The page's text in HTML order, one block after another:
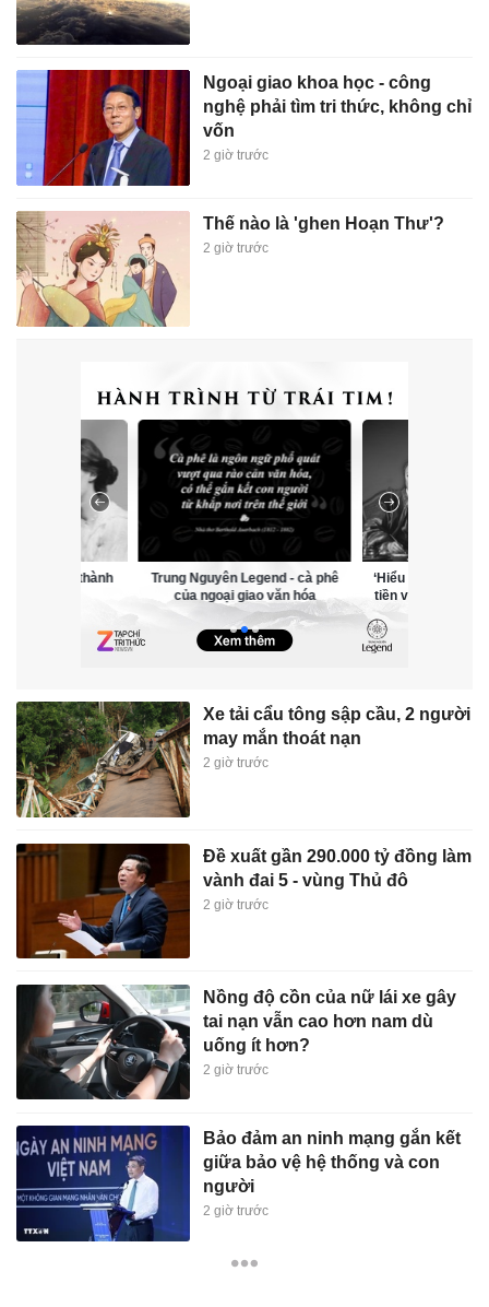
Ngoại giao khoa học - công
nghệ phải tìm tri thức, không chỉ
vốn
2 giờ trước
Thế nào là 'ghen Hoạn Thư'?
2 giờ trước
cái đẹp trở thành
Trung Nguyên Legend - cà phê
của ngoại giao văn hóa
‘Hiểu hết về tiền’:
tiền vận hành
Xe tải cẩu tông sập cầu, 2 người
may mắn thoát nạn
2 giờ trước
Đề xuất gần 290.000 tỷ đồng làm
vành đai 5 - vùng Thủ đô
2 giờ trước
Nồng độ cồn của nữ lái xe gây
tai nạn vẫn cao hơn nam dù
uống ít hơn?
2 giờ trước
Bảo đảm an ninh mạng gắn kết
giữa bảo vệ hệ thống và con
người
2 giờ trước